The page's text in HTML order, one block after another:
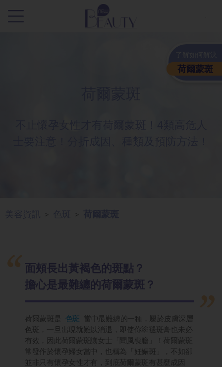
荷爾蒙斑
> >
面頰長出黃褐色的斑點？
擔心是最難纏的荷爾蒙斑？
荷爾蒙斑是 色斑
當中最難纏的一種，屬於皮膚深層
色斑，一旦出現就難以消退，即使你塗褪斑膏也未必
有效，因此荷爾蒙斑讓女士「聞風喪膽」！荷爾蒙斑
常發作於懷孕婦女當中，也稱為「妊娠斑」，不如卻
並非只有懷孕女性才有，到底荷爾蒙斑有甚麼成因